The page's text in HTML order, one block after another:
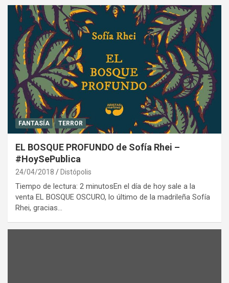
FANTASÍA TERROR
EL BOSQUE PROFUNDO de Sofía Rhei –
#HoySePublica
24/04/2018 Distópolis
Tiempo de lectura: 2 minutosEn el día de hoy sale a la
venta EL BOSQUE OSCURO, lo último de la madrileña Sofía
Rhei, gracias…